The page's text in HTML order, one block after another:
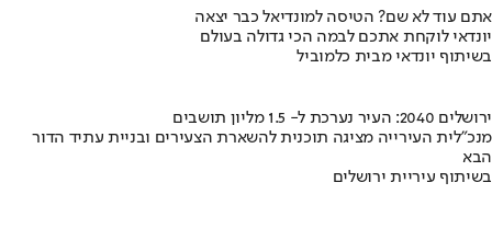
אתם עוד לא שם? הטיסה למונדיאל כבר יצאה
יונדאי לוקחת אתכם לבמה הכי גדולה בעולם
בשיתוף יונדאי מבית כלמוביל
ירושלים 2040: העיר נערכת ל- 1.5 מליון תושבים
מנכ"לית העירייה מציגה תוכנית להשארת הצעירים ובניית עתיד הדור
הבא
בשיתוף עיריית ירושלים